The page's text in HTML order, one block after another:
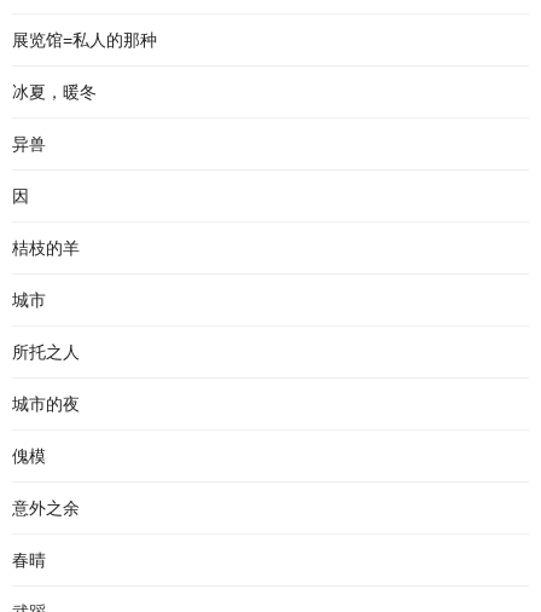
展览馆=私人的那种
冰夏，暖冬
异兽
因
桔枝的羊
城市
所托之人
城市的夜
傀模
意外之余
春晴